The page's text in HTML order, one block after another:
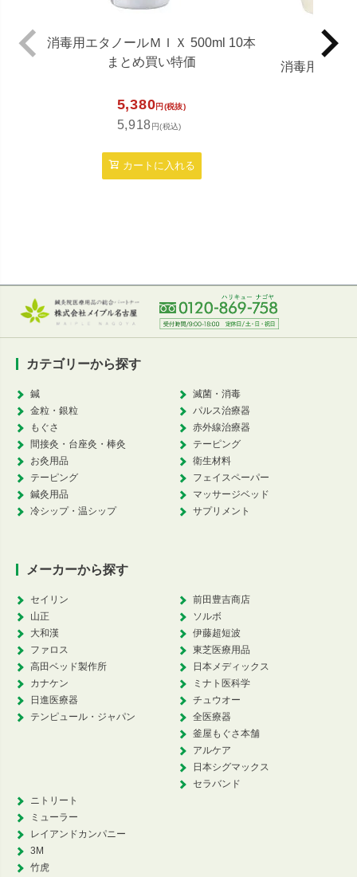
消毒用エタノールＭＩＸ 500ml 10本
まとめ買い特価
5,380円(税抜)
5,918円(税込)
カートに入れる
消毒用エタ
カテゴリーから探す
鍼
金粒・銀粒
もぐさ
間接灸・台座灸・棒灸
お灸用品
テーピング
鍼灸用品
冷シップ・温シップ
滅菌・消毒
パルス治療器
赤外線治療器
テーピング
衛生材料
フェイスペーパー
マッサージベッド
サプリメント
メーカーから探す
セイリン
山正
大和漢
ファロス
高田ベッド製作所
カナケン
日進医療器
テンピュール・ジャパン
前田豊吉商店
ソルボ
伊藤超短波
東芝医療用品
日本メディックス
ミナト医科学
チュウオー
全医療器
釜屋もぐさ本舗
アルケア
日本シグマックス
セラバンド
ニトリート
ミューラー
レイアンドカンパニー
3M
竹虎